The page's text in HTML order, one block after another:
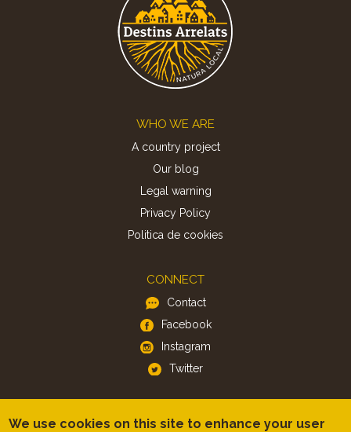
WHO WE ARE
A country project
Our blog
Legal warning
Privacy Policy
Politica de cookies
CONNECT
Contact
Facebook
Instagram
Twitter
We use cookies on this site to enhance your user